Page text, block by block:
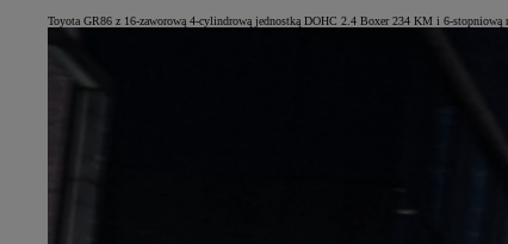
Toyota GR86 z 16-zaworową 4-cylindrową jednostką DOHC 2.4 Boxer 234 KM i 6-